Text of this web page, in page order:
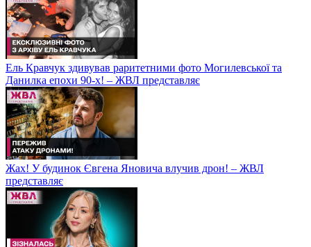
Ель Кравчук здивував раритетними фото Могилевської та
Данилка епохи 90-х! – ЖВЛ представляє
Жах! У будинок Євгена Яновича влучив дрон! – ЖВЛ
представляє